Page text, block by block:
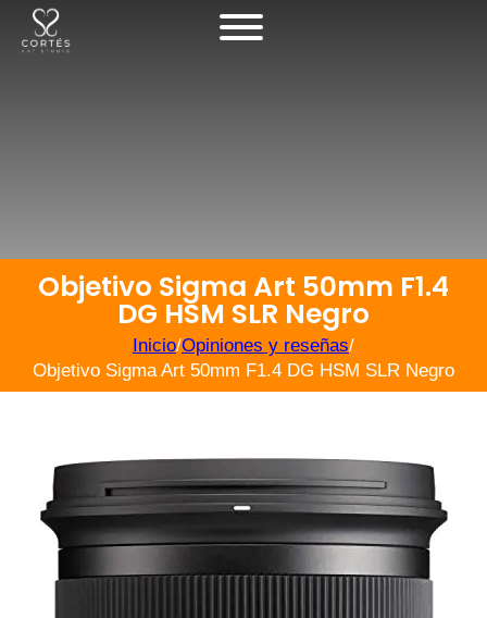
Objetivo Sigma Art 50mm F1.4
DG HSM SLR Negro
Inicio/Opiniones y reseñas/
Objetivo Sigma Art 50mm F1.4 DG HSM SLR Negro